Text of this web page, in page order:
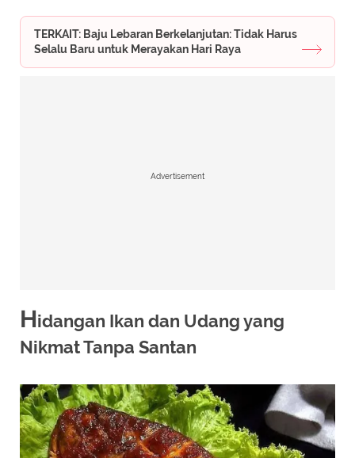
TERKAIT: Baju Lebaran Berkelanjutan: Tidak Harus
Selalu Baru untuk Merayakan Hari Raya
Advertisement
Hidangan Ikan dan Udang yang
Nikmat Tanpa Santan